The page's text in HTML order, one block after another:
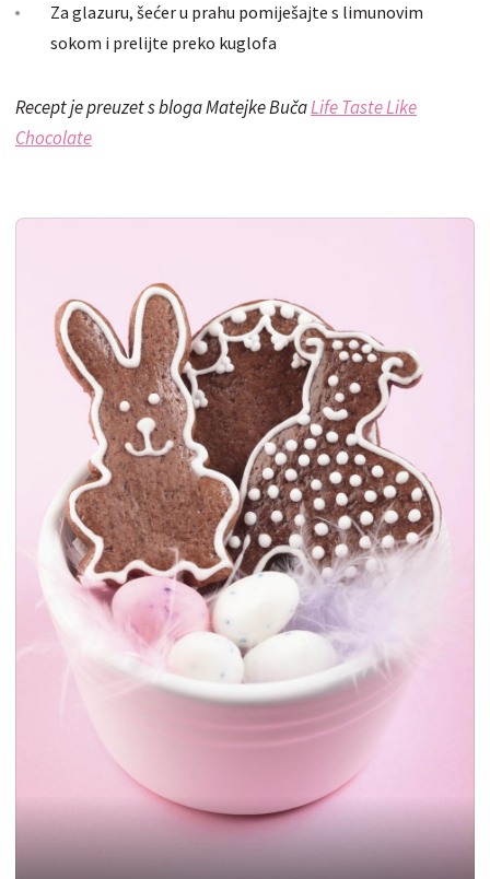
Za glazuru, šećer u prahu pomiješajte s limunovim
sokom i prelijte preko kuglofa
Recept je preuzet s bloga Matejke BučaLife Taste Like
Chocolate